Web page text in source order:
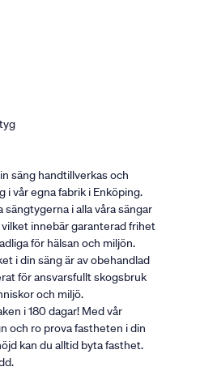
säng handtillverkas och
vår egna fabrik i Enköping.
sängtygerna i alla våra sängar
innebär garanterad frihet
för hälsan och miljön.
i din säng är av obehandlad
för ansvarsfullt skogsbruk
och miljö.
i 180 dagar! Med vår
och ro prova fastheten i din
kan du alltid byta fasthet.